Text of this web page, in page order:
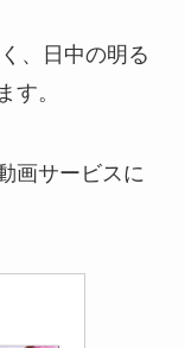
、日中の明る
す。
画サービスに